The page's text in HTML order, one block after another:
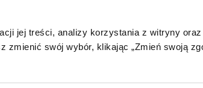
jej treści, analizy korzystania z witryny
swój wybór, klikając „Zmień swoją
Renata
Miłek